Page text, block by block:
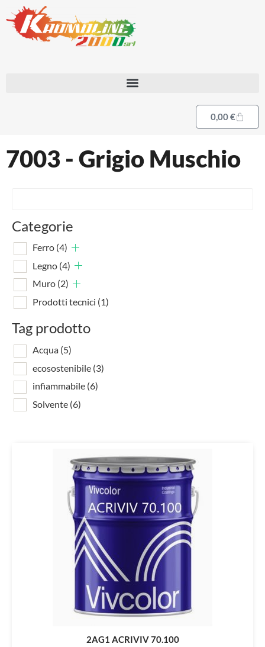
0,00€
7003 - Grigio Muschio
Categorie
Ferro (4)
Legno (4)
Muro (2)
Prodotti tecnici (1)
Tag prodotto
Acqua (5)
ecosostenibile (3)
infiammabile (6)
Solvente (6)
2AG1 ACRIVIV 70.100